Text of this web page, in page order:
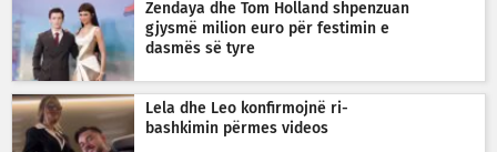
Zendaya dhe Tom Holland shpenzuan
gjysmë milion euro për festimin e
dasmës së tyre
Lela dhe Leo konfirmojnë ri-
bashkimin përmes videos